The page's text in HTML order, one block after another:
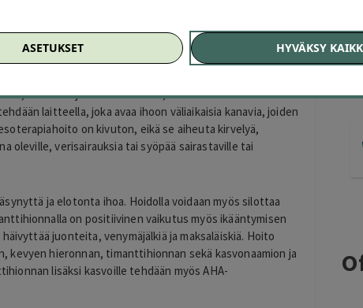
80 €)
Hoidon tarkoituksena on vähentää ryppyjä,
kohottaa ja nuorentaa ihoa, sekä antaa iholle
laitteella, joka avaa ihoon väliaikaisia kanavia, joiden
on kivuton, eikä se aiheuta kirvelyä,
oleville, verisairauksia tai syöpää sairastaville tai
ja elotonta ihoa. Hoidolla voidaan myös silottaa
on positiivinen vaikutus myös ikääntymisen
juonteita, venymäjälkiä ja maksaläiskiä. Hoito
kevyen hieronnan, timanttihionnan sekä kasvonaamion ja
lisäksi kasvoille tehdään myös AHA-
ASETUKSET HYVÄKSY